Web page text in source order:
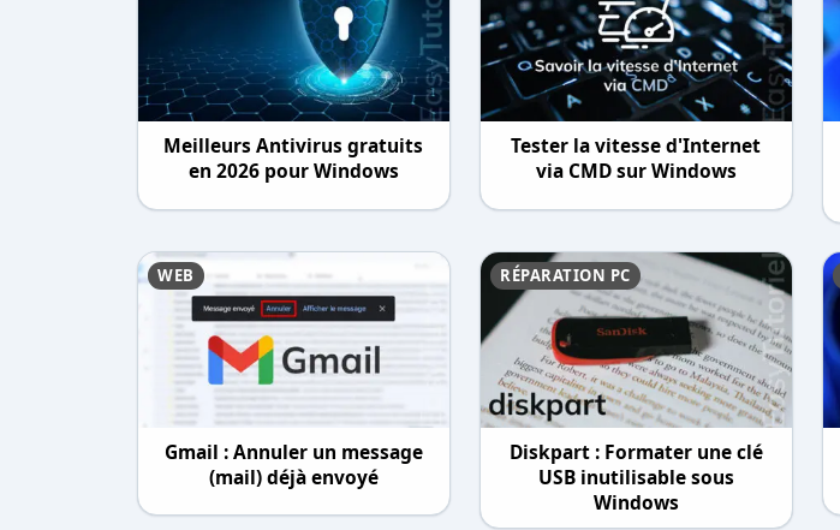
Meilleurs Antivirus gratuits
en 2026 pour Windows
Tester la vitesse d'Internet
via CMD sur Windows
WEB
Gmail : Annuler un message
(mail) déjà envoyé
RÉPARATION PC
Diskpart : Formater une clé
USB inutilisable sous
Windows